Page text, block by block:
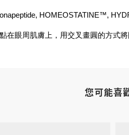
HOMEOSTATINE™,
眼周肌膚上，用交叉畫圓的方式將
您可能喜